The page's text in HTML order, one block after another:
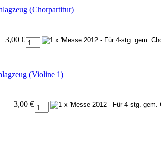
(Chorpartitur)
3,00 €
(Violine 1)
3,00 €